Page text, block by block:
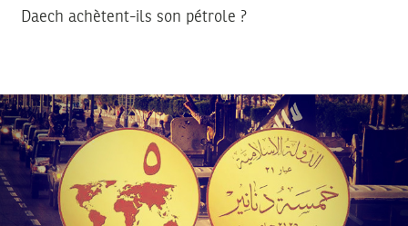
Daech achètent-ils son pétrole ?